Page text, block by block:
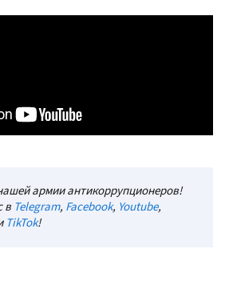
армии антикоррупционеров!
в Telegram, Facebook, Youtube,
TikTok!